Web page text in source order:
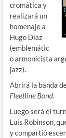
cromática y
realizará un
homenaje a
Hugo Díaz
(emblemátic
o armonicista
jazz).
Abrirá la banda
Fleetline Band.
Luego será el
Luis Robinson,
y compartió